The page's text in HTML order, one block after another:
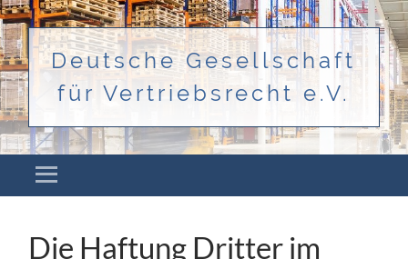
Deutsche Gesellschaft
für Vertriebsrecht e.V.
Die Haftung Dritter im